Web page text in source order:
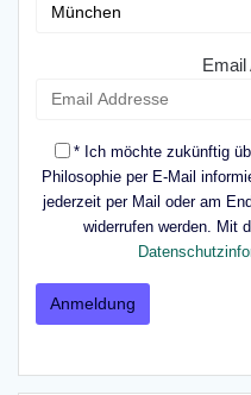
Email
* Ich möchte zukünftig
Philosophie per E-Mail
jederzeit per Mail oder am
widerrufen werden. Mit